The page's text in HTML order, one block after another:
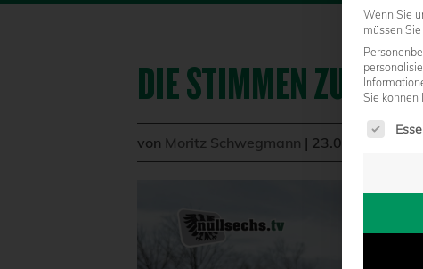
DIE STIMMEN ZUM
von Moritz Schwegmann | 23.01.2021 -
Wenn Sie
müssen
Sie können
Es folgt